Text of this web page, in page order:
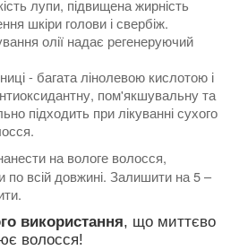
лупи, підвищена жирність
шкіри голови і свербіж.
олії надає регенеруючий
- багата лінолевою кислотою і
пом'якшувальну та
підходить при лікуванні сухого
на вологе волосся,
по всій довжині. Залишити на 5 –
використання, що миттєво
волосся!